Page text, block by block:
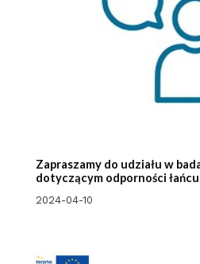
Zapraszamy do udziału w
dotyczącym odporności
2024-04-10